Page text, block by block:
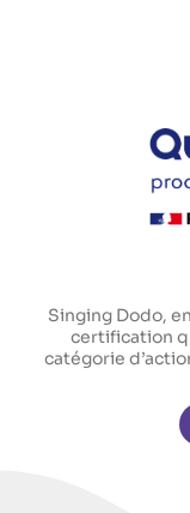
Singing Dodo,
certification
catégorie